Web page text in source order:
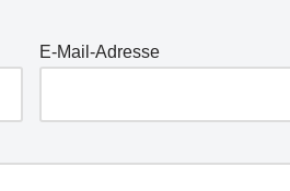
E-Mail-Adresse